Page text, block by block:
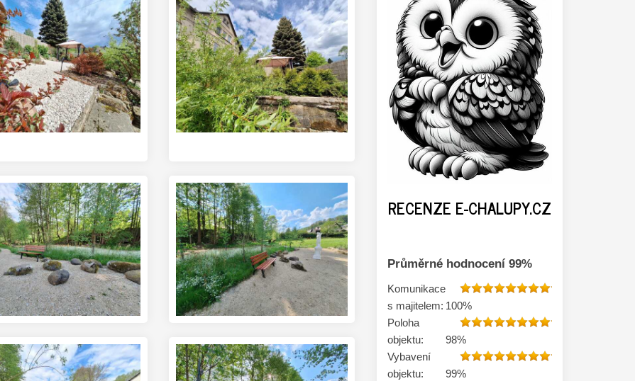
RECENZE E-CHALUPY.CZ
Průměrné hodnocení 99%
Komunikace
s majitelem: 100%
Poloha
objektu:
98%
Vybavení
objektu:
99%